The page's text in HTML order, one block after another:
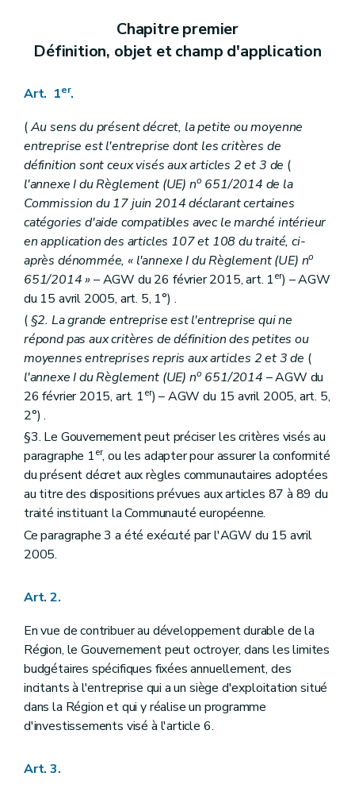
Chapitre premier
Définition, objet et champ d'application
Art. 1er.
(Au sens du présent décret, la petite ou moyenne
entreprise est l'entreprise dont les critères de
définition sont ceux visés aux articles 2 et 3 de (
l'annexe I du Règlement (UE) no 651/2014 de la
Commission du 17 juin 2014 déclarant certaines
catégories d'aide compatibles avec le marché intérieur
en application des articles 107 et 108 du traité, ci-
après dénommée, « l'annexe I du Règlement (UE) no
651/2014 »– AGW du 26 février 2015, art. 1er) – AGW
du 15 avril 2005, art. 5, 1°) .
( §2. La grande entreprise est l'entreprise qui ne
répond pas aux critères de définition des petites ou
moyennes entreprises repris aux articles 2 et 3 de (
l'annexe I du Règlement (UE) no 651/2014 – AGW du
26 février 2015, art. 1er) – AGW du 15 avril 2005, art. 5,
2°) .
§3. Le Gouvernement peut préciser les critères visés au
paragraphe 1er, ou les adapter pour assurer la conformité
du présent décret aux règles communautaires adoptées
au titre des dispositions prévues aux articles 87 à 89 du
traité instituant la Communauté européenne.
Ce paragraphe 3 a été exécuté par l'AGW du 15 avril
2005.
Art. 2.
En vue de contribuer au développement durable de la
Région, le Gouvernement peut octroyer, dans les limites
budgétaires spécifiques fixées annuellement, des
incitants à l'entreprise qui a un siège d'exploitation situé
dans la Région et qui y réalise un programme
d'investissements visé à l'article 6.
Art. 3.